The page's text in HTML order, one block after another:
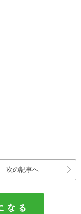
次の記事へ